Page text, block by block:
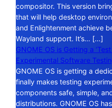
compositor. This version
that will help desktop
and Enlightenment achieve
Wayland support. It’s… […]
GNOME OS is Getting a
Experimental Software
GNOME OS is getting a
finally makes testing
components safe, simple,
distributions. GNOME OS